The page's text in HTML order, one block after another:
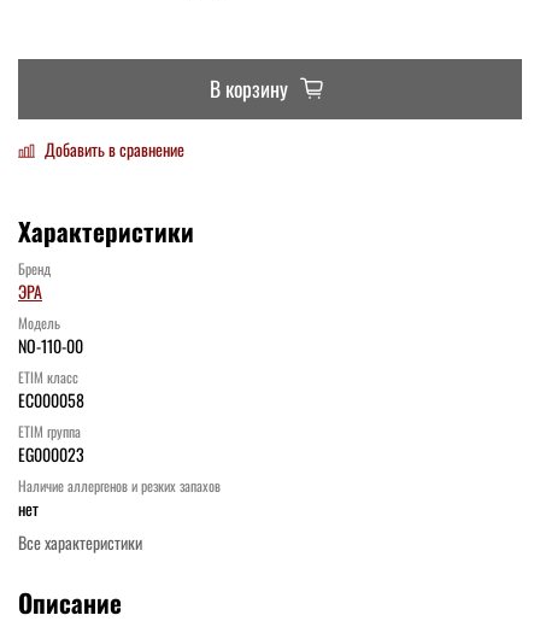
В корзину
Добавить в сравнение
Характеристики
Бренд
ЭРА
Модель
NO-110-00
ETIM класс
EC000058
ETIM группа
EG000023
Наличие аллергенов и резких запахов
нет
Все характеристики
Описание